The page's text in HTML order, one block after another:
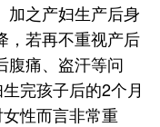
加之产妇生产后身
，若再不重视产后
腹痛、盗汗等问
完孩子后的2个月
性而言非常重